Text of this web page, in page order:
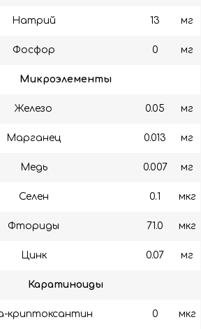
Натрий 13 мг
Фосфор 0 мг
Микроэлементы
Железо 0.05 мг
Марганец 0.013 мг
Медь 0.007 мг
Селен 0.1 мкг
Фториды 71.0 мкг
Цинк 0.07 мг
Каратиноиды
криптоксантин 0 мкг